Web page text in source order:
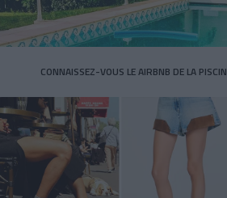
CONNAISSEZ-VOUS LE AIRBNB DE LA